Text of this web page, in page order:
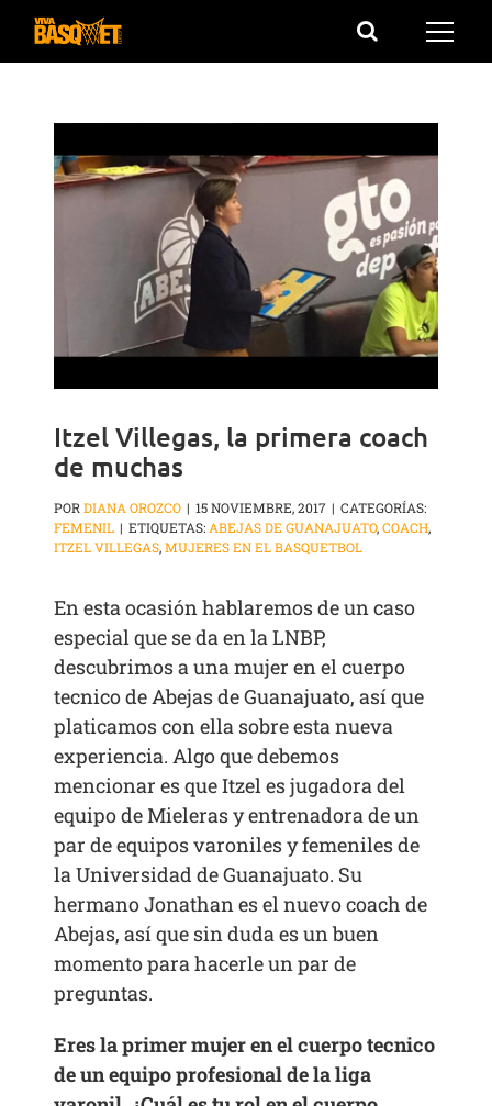
Saltar
Itzel Villegas, la primera coach
de muchas
PORDIANA OROZCO | 15 NOVIEMBRE, 2017 | CATEGORÍAS:
FEMENIL | ETIQUETAS:ABEJAS DE GUANAJUATO,COACH,
ITZEL VILLEGAS,MUJERES EN EL BASQUETBOL
En esta ocasión hablaremos de un caso
especial que se da en la LNBP,
descubrimos a una mujer en el cuerpo
tecnico de Abejas de Guanajuato, así que
platicamos con ella sobre esta nueva
experiencia. Algo que debemos
mencionar es que Itzel es jugadora del
equipo de Mieleras y entrenadora de un
par de equipos varoniles y femeniles de
la Universidad de Guanajuato. Su
hermano Jonathan es el nuevo coach de
Abejas, así que sin duda es un buen
momento para hacerle un par de
preguntas.
Eres la primer mujer en el cuerpo tecnico
de un equipo profesional de la liga